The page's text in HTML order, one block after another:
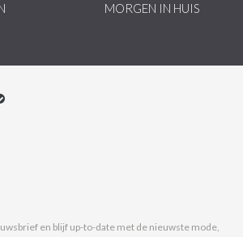
MORGEN IN HUIS
en blijf up-to-date met de nieuwste mode,